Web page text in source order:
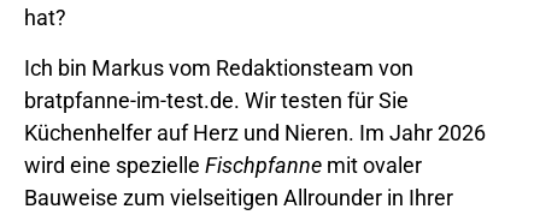
hat?
Ich bin Markus vom Redaktionsteam von
bratpfanne-im-test.de. Wir testen für Sie
Küchenhelfer auf Herz und Nieren. Im Jahr 2026
wird eine spezielle Fischpfanne mit ovaler
Bauweise zum vielseitigen Allrounder in Ihrer